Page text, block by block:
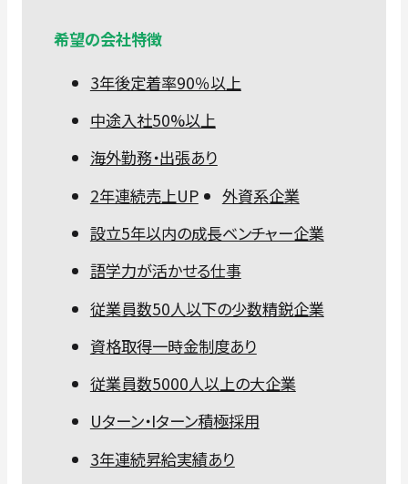
希望の会社特徴
3年後定着率90％以上
中途入社50%以上
海外勤務・出張あり
2年連続売上UP
外資系企業
設立5年以内の成長ベンチャー企業
語学力が活かせる仕事
従業員数50人以下の少数精鋭企業
資格取得一時金制度あり
従業員数5000人以上の大企業
Uターン・Iターン積極採用
3年連続昇給実績あり